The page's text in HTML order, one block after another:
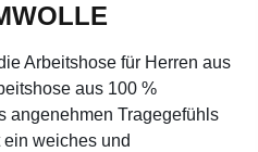
Arbeitshose für Herren aus
aus 100 %
angenehmen Tragegefühls
weiches und